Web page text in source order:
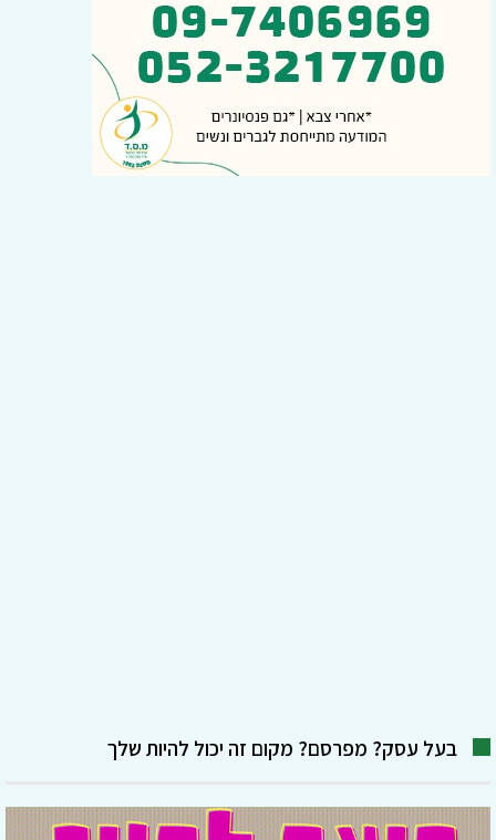
בעל עסק? מפרסם? מקום זה יכול להיות שלך